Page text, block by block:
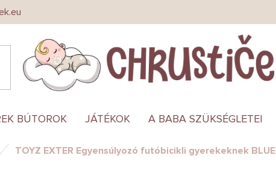
BÚTOROK JÁTÉKOK A BABA SZÜKSÉGLETEI
TOYZ EXTER Egyensúlyozó futóbicikli gyerekeknek BLUE